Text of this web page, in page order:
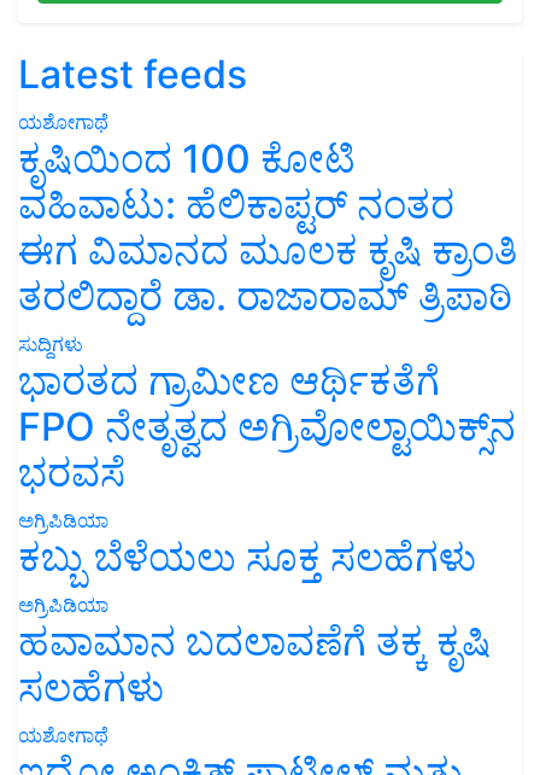
Latest feeds
ಯಶೋಗಾಥೆ
ಕೃಷಿಯಿಂದ 100 ಕೋಟಿ
ವಹಿವಾಟು: ಹೆಲಿಕಾಪ್ಟರ್ ನಂತರ
ಈಗ ವಿಮಾನದ ಮೂಲಕ ಕೃಷಿ ಕ್ರಾಂತಿ
ತರಲಿದ್ದಾರೆ ಡಾ. ರಾಜಾರಾಮ್ ತ್ರಿಪಾಠಿ
ಸುದ್ದಿಗಳು
ಭಾರತದ ಗ್ರಾಮೀಣ ಆರ್ಥಿಕತೆಗೆ
FPO ನೇತೃತ್ವದ ಅಗ್ರಿವೋಲ್ಟಾಯಿಕ್ಸ್‌ನ
ಭರವಸೆ
ಅಗ್ರಿಪಿಡಿಯಾ
ಕಬ್ಬು ಬೆಳೆಯಲು ಸೂಕ್ತ ಸಲಹೆಗಳು
ಅಗ್ರಿಪಿಡಿಯಾ
ಹವಾಮಾನ ಬದಲಾವಣೆಗೆ ತಕ್ಕ ಕೃಷಿ
ಸಲಹೆಗಳು
ಯಶೋಗಾಥೆ